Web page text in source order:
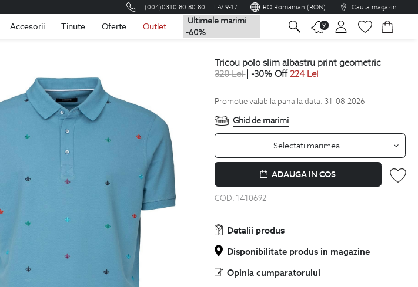
(004)0310 80 80 80 L-V 9-17 RO Romanian (RON) Cauta magazin
Accesorii Tinute Oferte Outlet
Ultimele marimi
-60%
9
Romania Romana
tricou polo slim albastru print geometric
320Lei| -30% Off 224 Lei
Promotie valabila pana la data: 31-08-2026
Ghid de marimi
Selectati marimea
ADAUGA IN COS
COD: 1410692
Detalii produs
Disponibilitate produs in magazine
Opinia cumparatorului